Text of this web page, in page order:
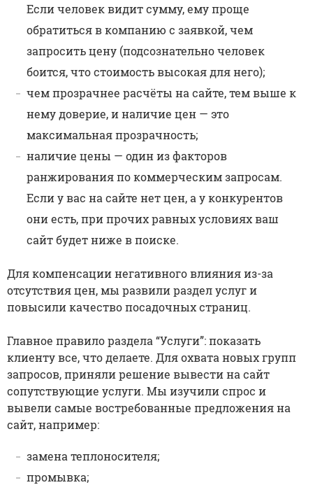
Если человек видит сумму, ему проще
обратиться в компанию с заявкой, чем
запросить цену (подсознательно человек
боится, что стоимость высокая для него);
чем прозрачнее расчёты на сайте, тем выше к
нему доверие, и наличие цен — это
максимальная прозрачность;
наличие цены — один из факторов
ранжирования по коммерческим запросам.
Если у вас на сайте нет цен, а у конкурентов
они есть, при прочих равных условиях ваш
сайт будет ниже в поиске.
Для компенсации негативного влияния из-за
отсутствия цен, мы развили раздел услуг и
повысили качество посадочных страниц.
Главное правило раздела “Услуги”: показать
клиенту все, что делаете. Для охвата новых групп
запросов, приняли решение вывести на сайт
сопутствующие услуги. Мы изучили спрос и
вывели самые востребованные предложения на
сайт, например:
замена теплоносителя;
промывка;